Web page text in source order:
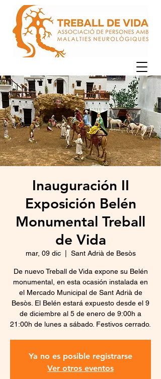
Inauguración II
Exposición Belén
Monumental Treball
de Vida
mar, 09 dic
  |
Sant Adrià de Besòs
De nuevo Treball de Vida expone su Belén
monumental, en esta ocasión instalada en
el Mercado Municipal de Sant Adrià de
Besòs. El Belén estará expuesto desde el 9
de diciembre al 5 de enero de 9:00h a
21:00h de lunes a sábado. Festivos cerrado.
Ya no es posible registrarse
Ver otros eventos